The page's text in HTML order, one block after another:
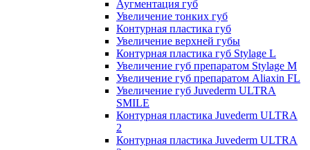
Аугментация губ
Увеличение тонких губ
Контурная пластика губ
Увеличение верхней губы
Контурная пластика губ Stylage L
Увеличение губ препаратом Stylage M
Увеличение губ препаратом Aliaxin FL
Увеличение губ Juvederm ULTRA
SMILE
Контурная пластика Juvederm ULTRA
2
Контурная пластика Juvederm ULTRA